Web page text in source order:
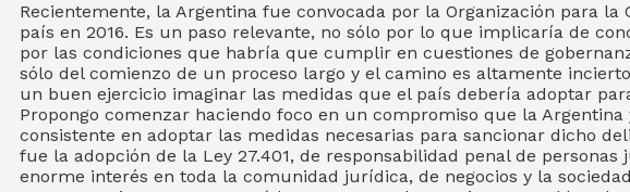
Recientemente, la Argentina fue convocada por la Organización para
país en 2016. Es un paso relevante, no sólo por lo que implicaría de
por las condiciones que habría que cumplir en cuestiones de
sólo del comienzo de un proceso largo y el camino es altamente
un buen ejercicio imaginar las medidas que el país debería adoptar
Propongo comenzar haciendo foco en un compromiso que la
consistente en adoptar las medidas necesarias para sancionar dicho
fue la adopción de la Ley 27.401, de responsabilidad penal de
enorme interés en toda la comunidad jurídica, de negocios y la